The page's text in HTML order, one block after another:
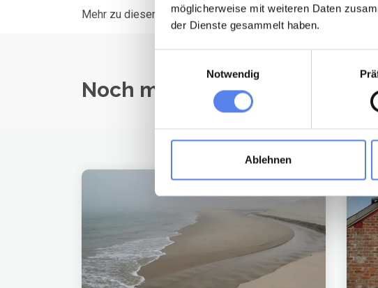
möglicherweise mit weiteren Daten
der Dienste gesammelt haben.
Notwendig
Ablehnen
Mehr zu diesem Thema seht ihr im spannenden →
Noch mehr Nordseewissen